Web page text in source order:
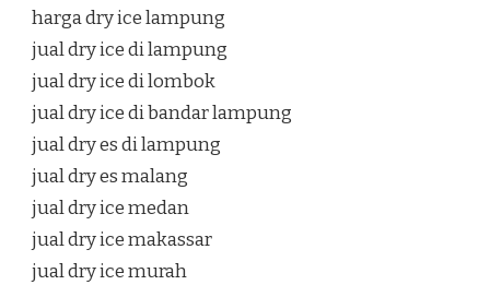
harga dry ice lampung
jual dry ice di lampung
jual dry ice di lombok
jual dry ice di bandar lampung
jual dry es di lampung
jual dry es malang
jual dry ice medan
jual dry ice makassar
jual dry ice murah